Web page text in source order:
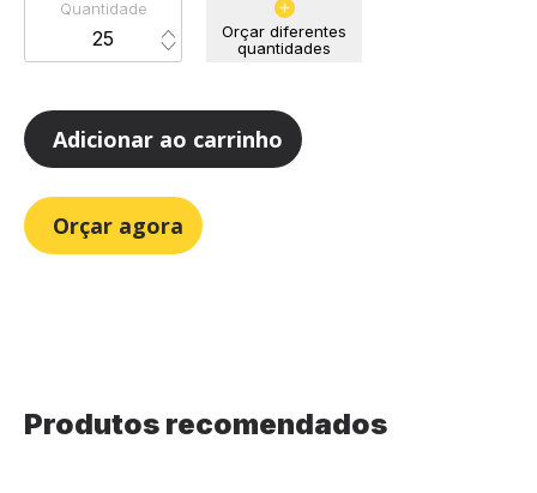
Quantidade
Orçar diferentes
quantidades
Adicionar ao carrinho
Orçar agora
Produtos recomendados